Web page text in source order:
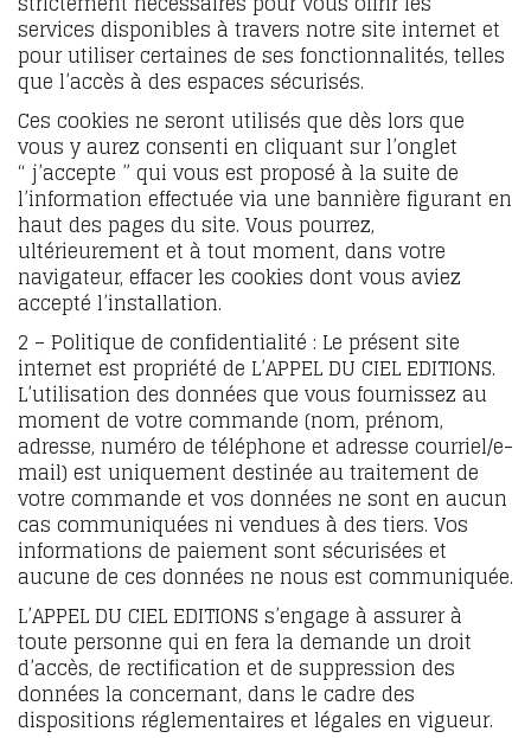
services disponibles à travers notre site internet et
pour utiliser certaines de ses fonctionnalités, telles
que l’accès à des espaces sécurisés.
Ces cookies ne seront utilisés que dès lors que
vous y aurez consenti en cliquant sur l’onglet
“ j’accepte ” qui vous est proposé à la suite de
l’information effectuée via une bannière figurant en
haut des pages du site. Vous pourrez,
ultérieurement et à tout moment, dans votre
navigateur, effacer les cookies dont vous aviez
accepté l’installation.
2 – Politique de confidentialité : Le présent site
internet est propriété de L’APPEL DU CIEL EDITIONS.
L’utilisation des données que vous fournissez au
moment de votre commande (nom, prénom,
adresse, numéro de téléphone et adresse courriel/e-
mail) est uniquement destinée au traitement de
votre commande et vos données ne sont en aucun
cas communiquées ni vendues à des tiers. Vos
informations de paiement sont sécurisées et
aucune de ces données ne nous est communiquée.
L’APPEL DU CIEL EDITIONS s’engage à assurer à
toute personne qui en fera la demande un droit
d’accès, de rectification et de suppression des
données la concernant, dans le cadre des
dispositions réglementaires et légales en vigueur.